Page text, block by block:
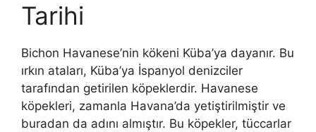
Tarihi
Bichon Havanese’nin kökeni Küba’ya dayanır. Bu
ırkın ataları, Küba’ya İspanyol denizciler
tarafından getirilen köpeklerdir. Havanese
köpekleri, zamanla Havana’da yetiştirilmiştir ve
buradan da adını almıştır. Bu köpekler, tüccarlar